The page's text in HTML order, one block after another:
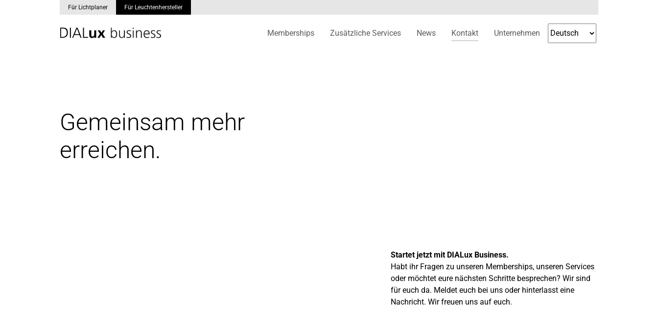
Für Lichtplaner Für Leuchtenhersteller
Memberships Zusätzliche Services News Kontakt(current)Unternehmen
Gemeinsam mehr
erreichen.
Startet jetzt mit DIALux Business.
Habt ihr Fragen zu unseren Memberships, unseren Services
oder möchtet eure nächsten Schritte besprechen? Wir sind
für euch da. Meldet euch bei uns oder hinterlasst eine
Nachricht. Wir freuen uns auf euch.